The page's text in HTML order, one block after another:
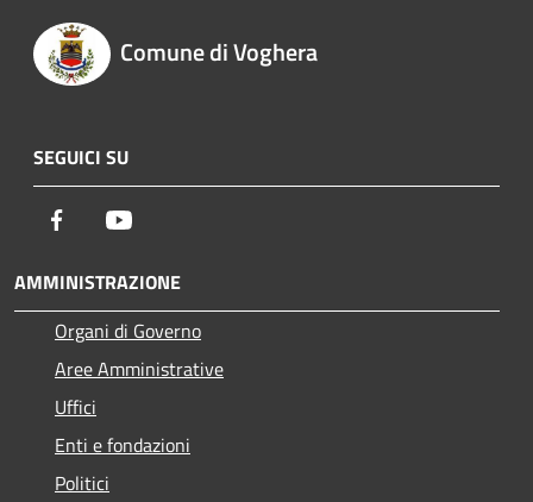
Comune di Voghera
SEGUICI SU
Facebook
AMMINISTRAZIONE
Organi di Governo
Aree Amministrative
Uffici
Enti e fondazioni
Politici